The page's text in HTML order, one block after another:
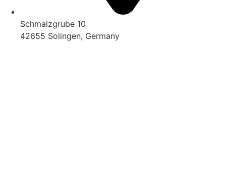
Schmalzgrube 10
42655 Solingen, Germany